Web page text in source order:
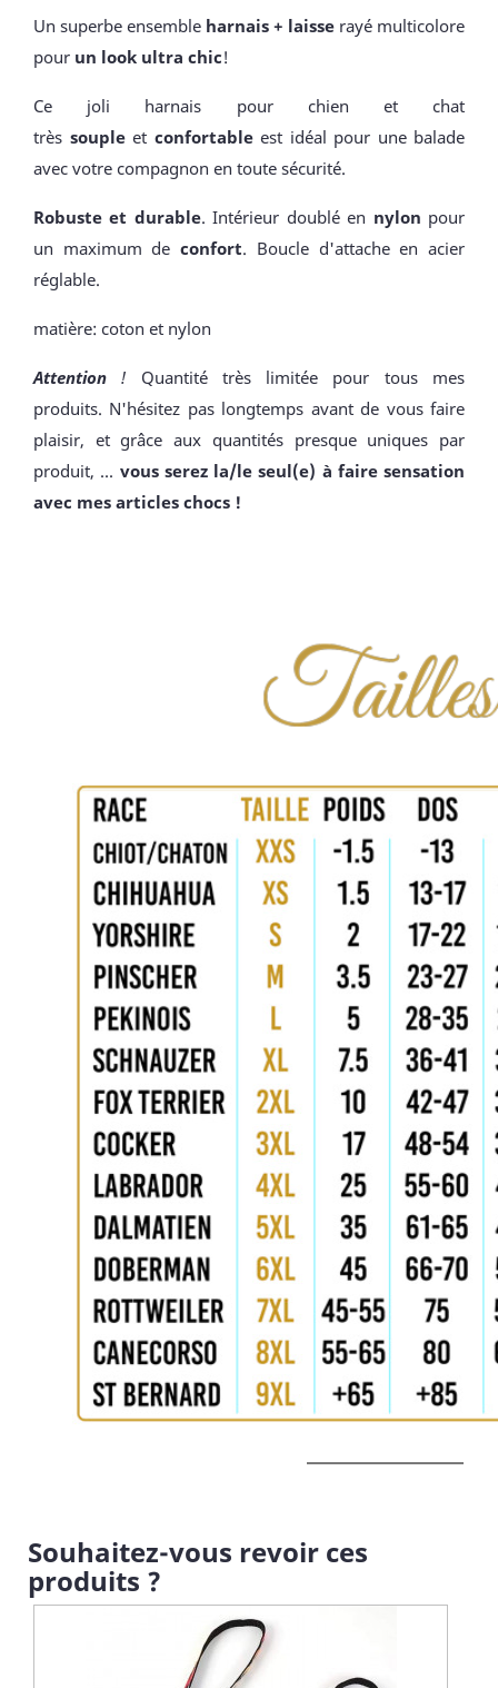
Un superbe ensemble harnais + laisse rayé multicolore
pour un look ultra chic!
Ce joli harnais pour chien et chat
très soupleet confortableest idéal pour une balade
avec votre compagnon en toute sécurité.
Robuste et durable. Intérieur doublé en nylon pour
un maximum deconfort. Boucle d'attache en acier
réglable.
matière: coton et nylon
Attention ! Quantité très limitée pour tous mes
produits. N'hésitez pas longtemps avant de vous faire
plaisir, et grâce aux quantités presque uniques par
produit, ... vous serez la/le seul(e) à faire sensation
avec mes articles chocs !
Souhaitez-vous revoir ces
produits ?